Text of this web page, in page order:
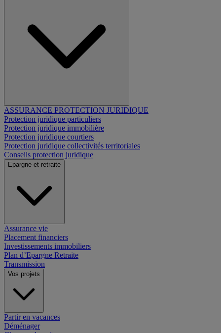
ASSURANCE PROTECTION JURIDIQUE
Protection juridique particuliers
Protection juridique immobilière
Protection juridique courtiers
Protection juridique collectivités territoriales
Conseils protection juridique
Epargne et retraite
Assurance vie
Placement financiers
Investissements immobiliers
Plan d’Epargne Retraite
Transmission
Vos projets
Partir en vacances
Déménager